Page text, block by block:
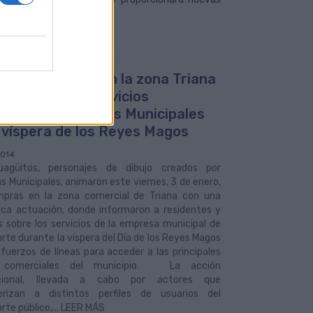
animan la zona Triana
de los servicios
de Guaguas Municipales
de los Reyes Magos
personajes de dibujo creados por
Municipales, animaron este viernes, 3 de enero,
en la zona comercial de Triana con una
actuación, donde informaron a residentes y
sobre los servicios de la empresa municipal de
durante la víspera del Día de los Reyes Magos
de líneas para acceder a las principales
comerciales del municipio. La acción
llevada a cabo por actores que
a distintos perfiles de usuarios del
público,... LEER MÁS